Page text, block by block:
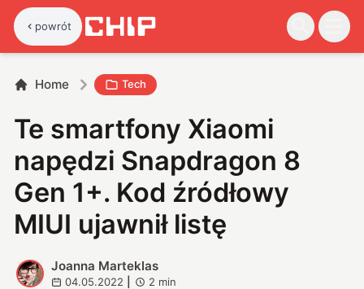
powrót
Home Tech
Te smartfony Xiaomi
napędzi Snapdragon 8
Gen 1+. Kod źródłowy
MIUI ujawnił listę
J
Joanna Marteklas
04.05.2022 2 min